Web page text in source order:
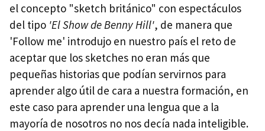
el concepto "sketch británico" con espectáculos
del tipo 'El Show de Benny Hill', de manera que
'Follow me' introdujo en nuestro país el reto de
aceptar que los sketches no eran más que
pequeñas historias que podían servirnos para
aprender algo útil de cara a nuestra formación, en
este caso para aprender una lengua que a la
mayoría de nosotros no nos decía nada inteligible.